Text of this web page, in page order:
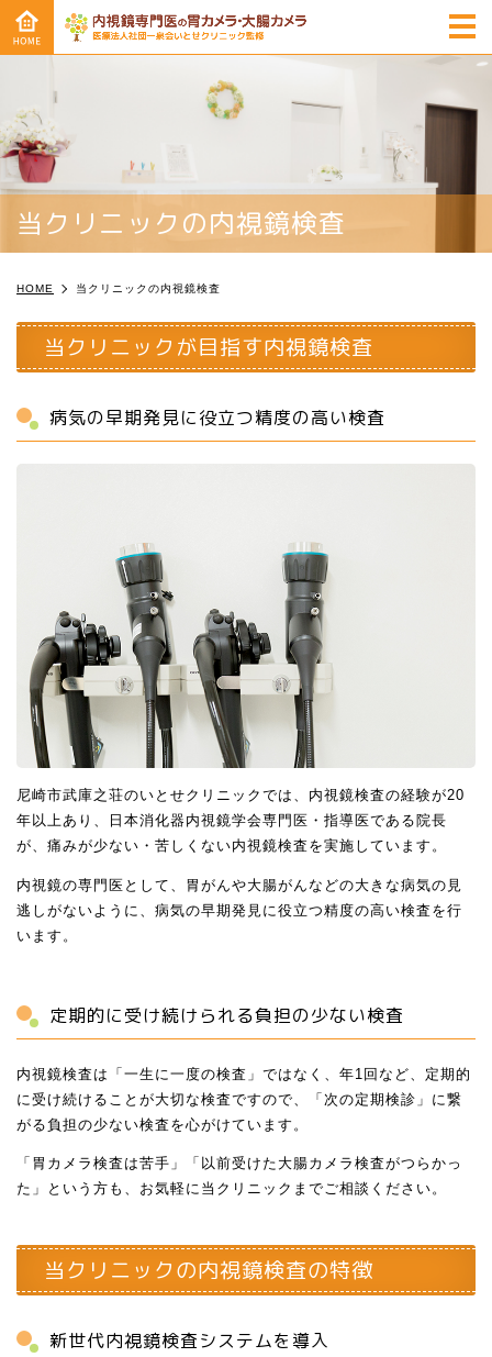
当クリニックの内視鏡検査
HOME 当クリニックの内視鏡検査
当クリニックが目指す内視鏡検査
病気の早期発見に役立つ精度の高い検査
尼崎市武庫之荘のいとせクリニックでは、内視鏡検査の経験が20
年以上あり、日本消化器内視鏡学会専門医・指導医である院長
が、痛みが少ない・苦しくない内視鏡検査を実施しています。
内視鏡の専門医として、胃がんや大腸がんなどの大きな病気の見
逃しがないように、病気の早期発見に役立つ精度の高い検査を行
います。
定期的に受け続けられる負担の少ない検査
内視鏡検査は「一生に一度の検査」ではなく、年1回など、定期的
に受け続けることが大切な検査ですので、「次の定期検診」に繋
がる負担の少ない検査を心がけています。
「胃カメラ検査は苦手」「以前受けた大腸カメラ検査がつらかっ
た」という方も、お気軽に当クリニックまでご相談ください。
当クリニックの内視鏡検査の特徴
新世代内視鏡検査システムを導入